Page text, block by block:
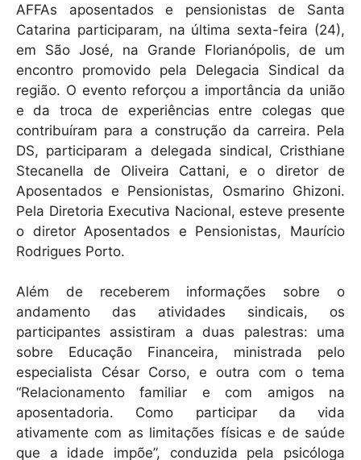
at
s
A
p
p
c
e
b
o
o
k
ai
AFFAs aposentados e pensionistas de Santa
Catarina participaram, na última sexta-feira (24),
em São José, na Grande Florianópolis, de um
encontro promovido pela Delegacia Sindical da
região. O evento reforçou a importância da união
e da troca de experiências entre colegas que
contribuíram para a construção da carreira. Pela
DS, participaram a delegada sindical, Cristhiane
Stecanella de Oliveira Cattani, e o diretor de
Aposentados e Pensionistas, Osmarino Ghizoni.
Pela Diretoria Executiva Nacional, esteve presente
o diretor Aposentados e Pensionistas, Maurício
Rodrigues Porto.
Além de receberem informações sobre o
andamento das atividades sindicais, os
participantes assistiram a duas palestras: uma
sobre Educação Financeira, ministrada pelo
especialista César Corso, e outra com o tema
“Relacionamento familiar e com amigos na
aposentadoria. Como participar da vida
ativamente com as limitações físicas e de saúde
que a idade impõe”, conduzida pela psicóloga